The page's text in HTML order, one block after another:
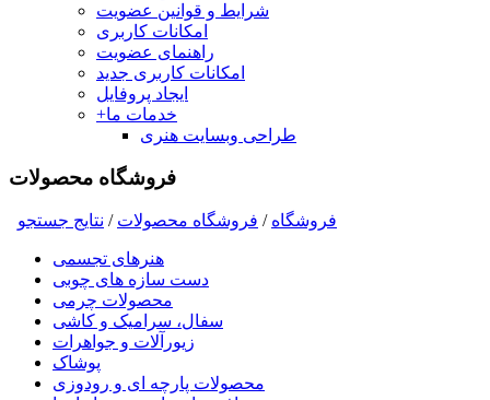
شرایط و قوانین عضویت
امکانات کاربری
راهنمای عضویت
امکانات کاربری جدید
ایجاد پروفایل
+خدمات ما
طراحی وبسایت هنری
فروشگاه محصولات
فروشگاه / فروشگاه محصولات / نتايج جستجو
هنرهای تجسمی
دست سازه های چوبی
محصولات چرمی
سفال، سرامیک و کاشی
زیورآلات و جواهرات
پوشاک
محصولات پارچه ای و رودوزی